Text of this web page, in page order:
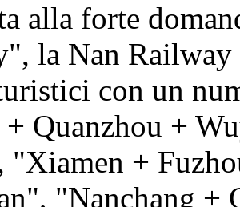
alla forte
la Nan Railway
con un
Quanzhou +
"Xiamen +
"Nanchang +